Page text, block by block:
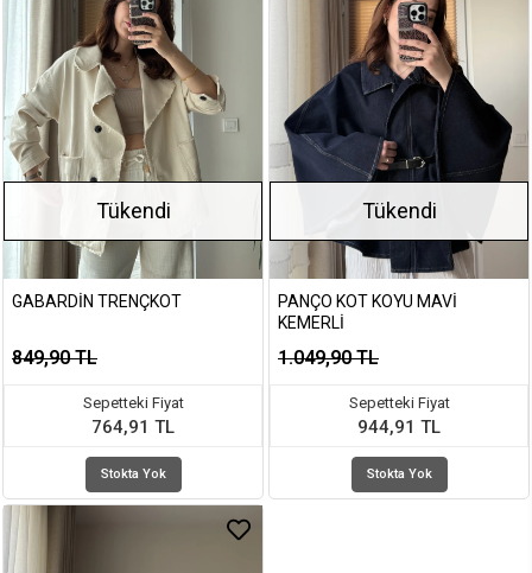
Tükendi
GABARDIN TRENÇKOT
849,90 TL
Sepetteki Fiyat
764,91 TL
Stokta Yok
Tükendi
PANÇO KOT KOYU MAVI
KEMERLI
1.049,90 TL
Sepetteki Fiyat
944,91 TL
Stokta Yok